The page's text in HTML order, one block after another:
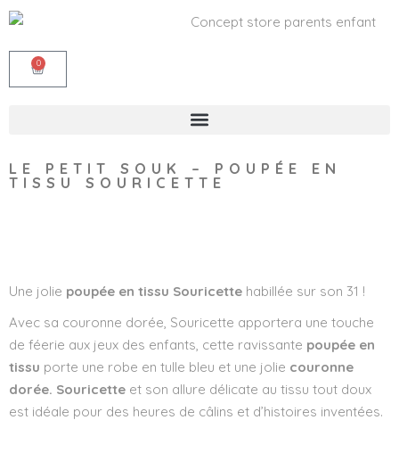
0
LE PETIT SOUK – POUPÉE EN
TISSU SOURICETTE
Une jolie poupée en tissu Souricette habillée sur son 31 !
Avec sa couronne dorée, Souricette apportera une touche
de féerie aux jeux des enfants, cette ravissante poupée en
tissu porte une robe en tulle bleu et une jolie couronne
dorée. Souricette et son allure délicate au tissu tout doux
est idéale pour des heures de câlins et d’histoires inventées.